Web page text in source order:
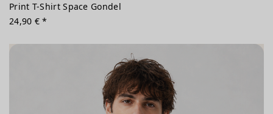
Print T-Shirt Space Gondel
24,90 € *